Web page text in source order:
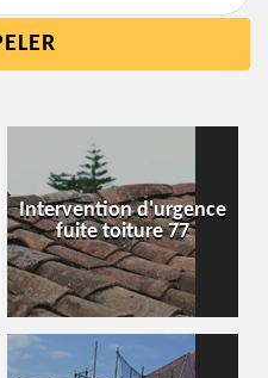
Intervention d'urgence
fuite toiture 77